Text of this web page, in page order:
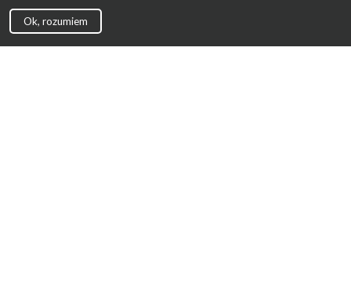
Ok, rozumiem